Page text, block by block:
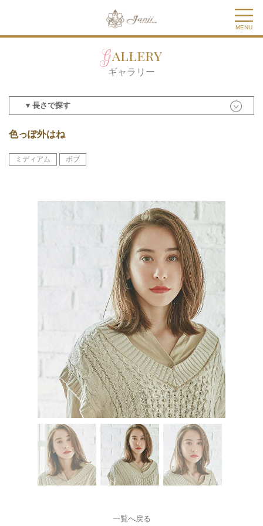
MENU
Gallery
ギャラリー
▾ 長さで探す
色っぽ外はね
ミディアム ボブ
一覧へ戻る